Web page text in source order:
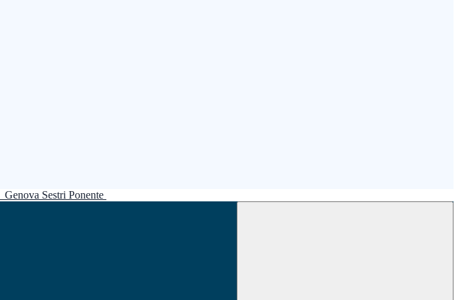
Genova Sestri Ponente